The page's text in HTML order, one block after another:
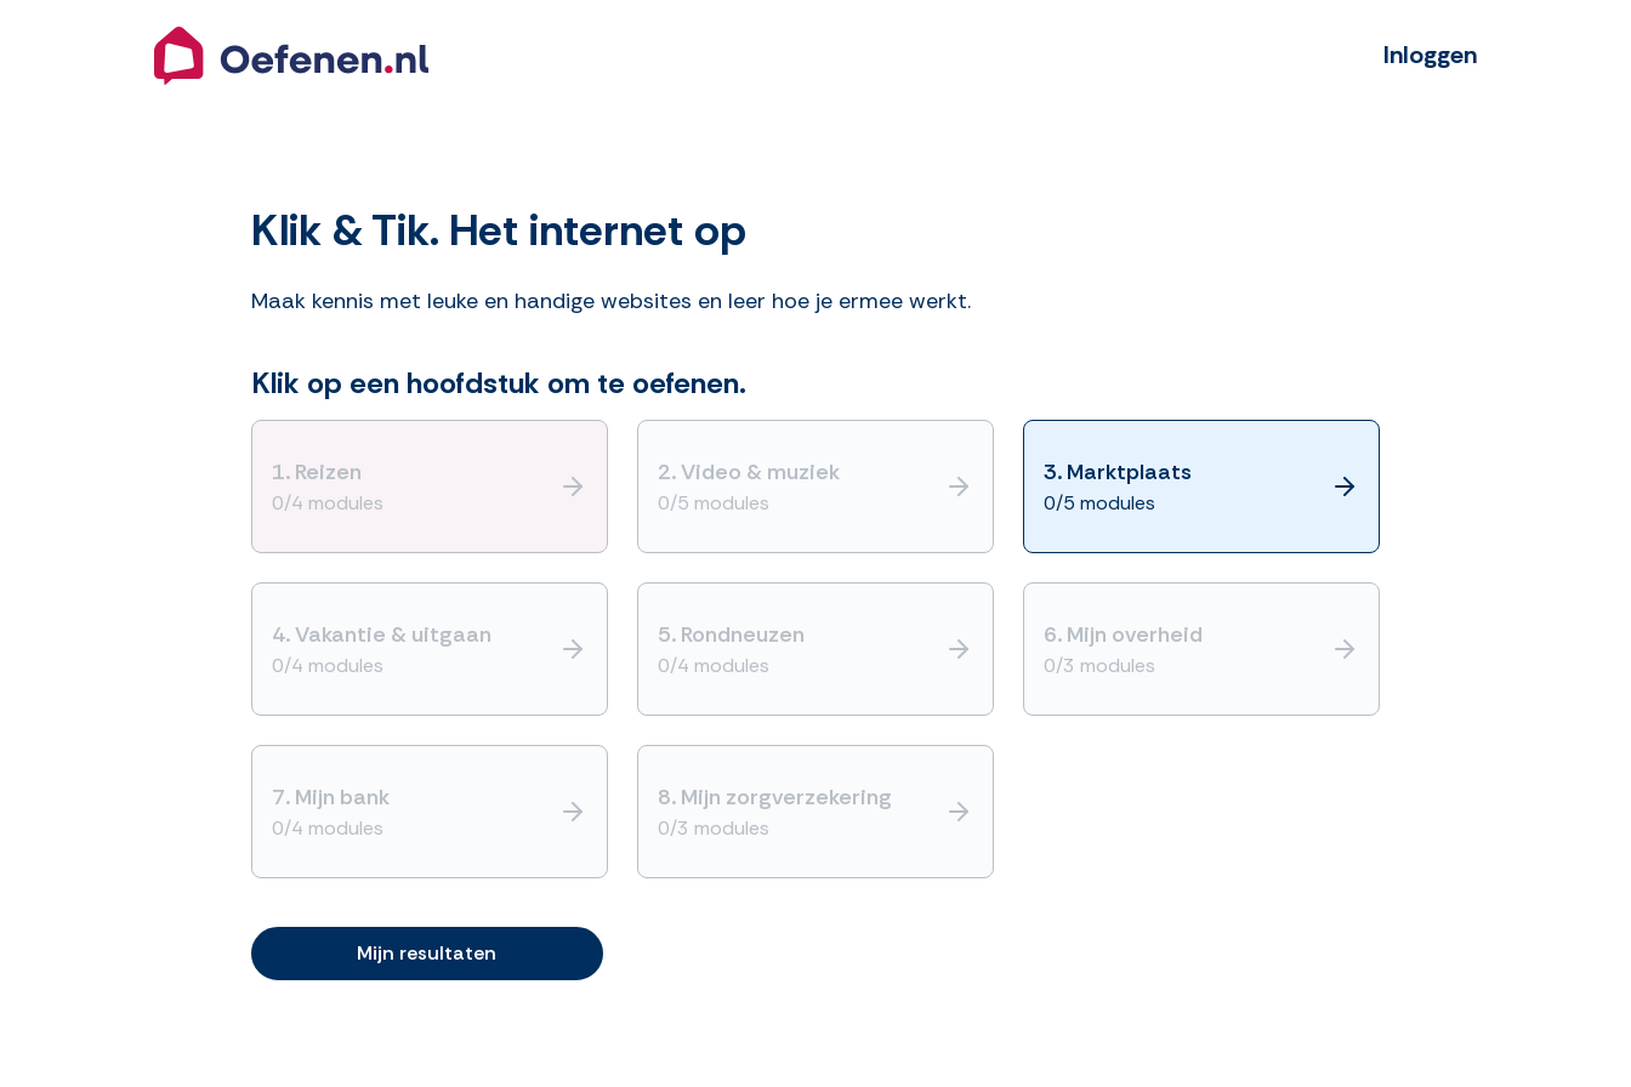
Inloggen
Klik & Tik. Het internet op
Maak kennis met leuke en handige websites en leer hoe je ermee werkt.
Klik op een hoofdstuk om te oefenen.
1. Reizen
0/4 modules
2.Video & muziek
0/5 modules
3. Marktplaats
0/5 modules
4.Vakantie & uitgaan
0/4 modules
5. Rondneuzen
0/4 modules
6. Mijn overheid
0/3 modules
7. Mijn bank
0/4 modules
8. Mijn zorgverzekering
0/3 modules
Mijn resultaten